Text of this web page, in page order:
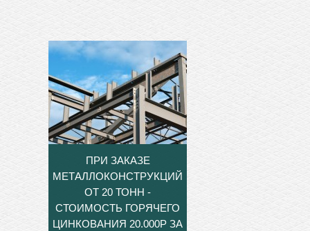
ПРИ ЗАКАЗЕ
МЕТАЛЛОКОНСТРУКЦИЙ
ОТ 20 ТОНН -
СТОИМОСТЬ ГОРЯЧЕГО
ЦИНКОВАНИЯ 20.000Р ЗА